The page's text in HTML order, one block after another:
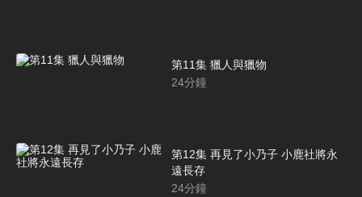
第11集 獵人與獵物
24分鐘
第12集 再見了小乃子 小鹿社將永
遠長存
24分鐘